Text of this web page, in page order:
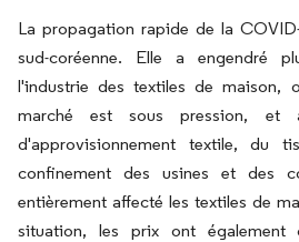
La propagation rapide de la
sud-coréenne. Elle a engendré
l'industrie des textiles de maison,
marché est sous pression, et
d'approvisionnement textile, du
confinement des usines et des
entièrement affecté les textiles de
situation, les prix ont également